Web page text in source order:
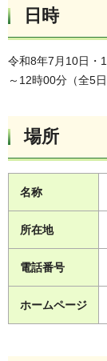
日時
令和8年7月10日・
～12時00分（全5日
場所
名称
所在地
電話番号
ホームページ